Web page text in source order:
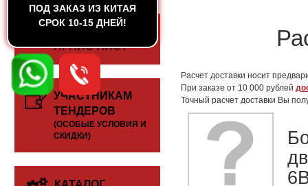
ПОД ЗАКАЗ ИЗ КИТАЯ
СРОК 10-15 ДНЕЙ!
СКАЧАТЬ
ПРАЙС-ЛИСТ
УЧАСТНИКАМ
ТЕНДЕРОВ
(ОСОБЫЕ УСЛОВИЯ И
СКИДКИ)
Расчет доставки носит
При заказе от 10 000 рублей
Точный расчет доставки Вы